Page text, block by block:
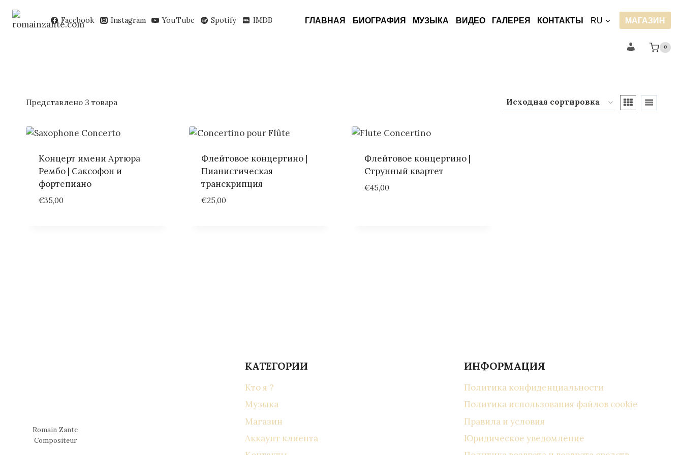
Facebook Instagram YouTube Spotify IMDB ГЛАВНАЯ БИОГРАФИЯ МУЗЫКА ВИДЕО ГАЛЕРЕЯ КОНТАКТЫ RU МАГАЗИН
Мой
0
Представлено 3 товара
Концерт имени Артюра
Рембо | Саксофон и
фортепиано
€35,00
Флейтовое концертино |
Пианистическая
транскрипция
€25,00
Флейтовое концертино |
Струнный квартет
€45,00
Romain Zante
Compositeur
КАТЕГОРИИ
Кто я ?
Музыка
Магазин
Аккаунт клиента
ИНФОРМАЦИЯ
Политика конфиденциальности
Политика использования файлов cookie
Правила и условия
Юридическое уведомление